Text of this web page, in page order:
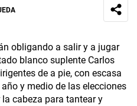
obligando a salir y a jugar
blanco suplente Carlos
de a pie, con escasa
y medio de las elecciones
cabeza para tantear y